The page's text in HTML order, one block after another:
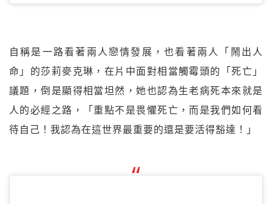
自稱是一路看著兩人戀情發展，也看著兩人「鬧出人
命」的莎莉麥克琳，在片中面對相當觸霉頭的「死亡」
議題，倒是顯得相當坦然，她也認為生老病死本來就是
人的必經之路，「重點不是畏懼死亡，而是我們如何看
待自己！我認為在這世界最重要的還是要活得豁達！」